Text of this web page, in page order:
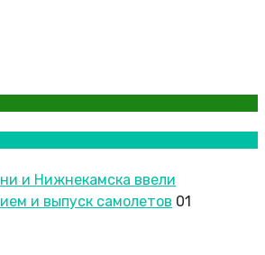
и Нижнекамска ввели
и выпуск самолетов 01